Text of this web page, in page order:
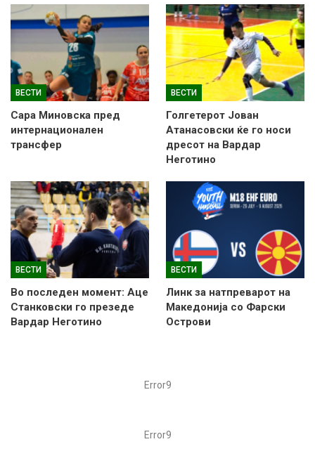
ВЕСТИ
Сара Миновска пред
интернационален
трансфер
ВЕСТИ
Голгетерот Јован
Атанасовски ќе го носи
дресот на Вардар
Неготино
ВЕСТИ
Во последен момент: Аце
Станковски го презеде
Вардар Неготино
ВЕСТИ
Линк за натпреварот на
Македонија со Фарски
Острови
Error9
Error9